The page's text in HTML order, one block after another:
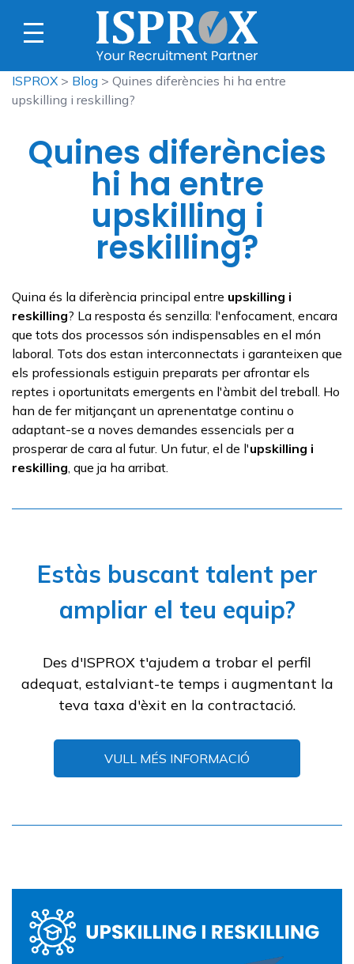
ISPROX > Blog > Quines diferències hi ha entre
upskilling i reskilling?
Quines diferències
hi ha entre
upskilling i
reskilling?
Quina és la diferència principal entre upskilling i
reskilling? La resposta és senzilla: l'enfocament, encara
que tots dos processos són indispensables en el món
laboral. Tots dos estan interconnectats i garanteixen que
els professionals estiguin preparats per afrontar els
reptes i oportunitats emergents en l'àmbit del treball. Ho
han de fer mitjançant un aprenentatge continu o
adaptant-se a noves demandes essencials per a
prosperar de cara al futur. Un futur, el de l'upskilling i
reskilling, que ja ha arribat.
Estàs buscant talent per
ampliar el teu equip?
Des d'ISPROX t'ajudem a trobar el perfil
adequat, estalviant-te temps i augmentant la
teva taxa d'èxit en la contractació.
VULL MÉS INFORMACIÓ